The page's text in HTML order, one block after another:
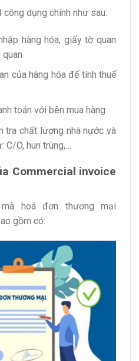
dụng chính như sau:
hàng hóa, giấy tờ quan
của hàng hóa để tính thuế
toán với bên mua hàng
tra chất lượng nhà nước và
O, hun trùng,…
Commercial invoice
hoá đơn thương mại
gồm có: